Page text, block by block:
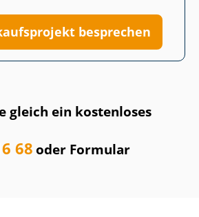
gleich ein kostenloses
68oder Formular
besprechen